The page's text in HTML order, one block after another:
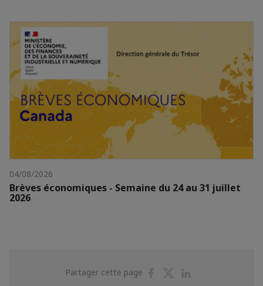
04/08/2026
Brèves économiques - Semaine du 24 au 31 juillet
2026
Partager cette page
PartagerPartager